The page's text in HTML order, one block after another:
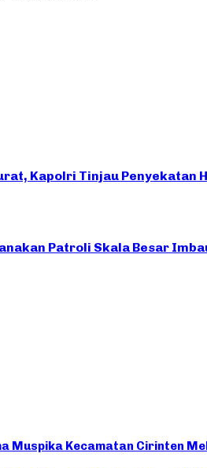
Kapolri Tinjau Penyekatan
Patroli Skala Besar
Muspika Kecamatan Cirinten